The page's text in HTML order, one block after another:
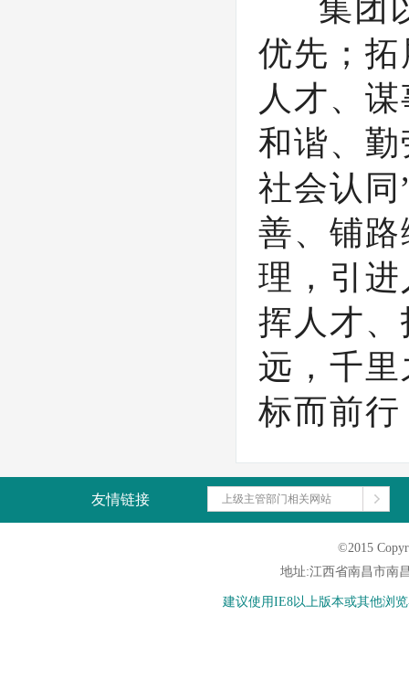
集团以
优先；
人才、
和谐、
社会认
善、铺
理，引
挥人才
远，千
标而前行
友情链接 上级主管部门相关网站
©2015
地址:江西省南昌市南
建议使用IE8以上版本或其他浏